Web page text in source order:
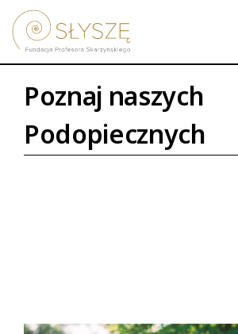
Poznaj naszych
Podopiecznych